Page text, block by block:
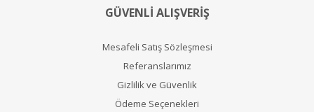
GÜVENLİ ALIŞVERİŞ
Mesafeli Satış Sözleşmesi
Referanslarımız
Gizlilik ve Güvenlik
Ödeme Seçenekleri